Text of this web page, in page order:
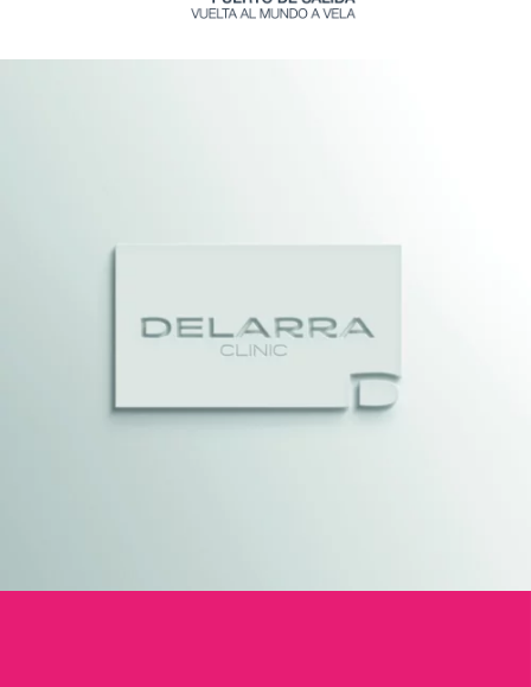
Id Corporativa / Id grafica